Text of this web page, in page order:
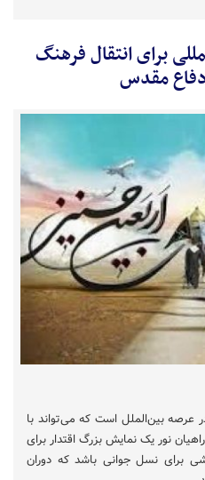
برای انتقال فرهنگ
مقدس
عرصه بین‌الملل است که می‌تواند با
نور یک نمایش بزرگ اقتدار برای
برای نسل جوانی باشد که دوران